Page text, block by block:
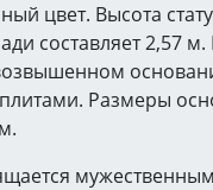
цвет. Высота
составляет 2,57
Размеры